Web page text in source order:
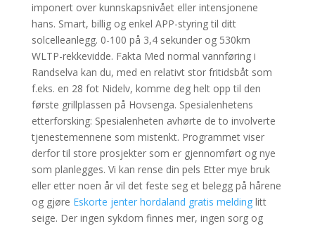
imponert over kunnskapsnivået eller intensjonene
hans. Smart, billig og enkel APP-styring til ditt
solcelleanlegg. 0-100 på 3,4 sekunder og 530km
WLTP-rekkevidde. Fakta Med normal vannføring i
Randselva kan du, med en relativt stor fritidsbåt som
f.eks. en 28 fot Nidelv, komme deg helt opp til den
første grillplassen på Hovsenga. Spesialenhetens
etterforsking: Spesialenheten avhørte de to involverte
tjenestemennene som mistenkt. Programmet viser
derfor til store prosjekter som er gjennomført og nye
som planlegges. Vi kan rense din pels Etter mye bruk
eller etter noen år vil det feste seg et belegg på hårene
og gjøre Eskorte jenter hordaland gratis meldinglitt
seige. Der ingen sykdom finnes mer, ingen sorg og